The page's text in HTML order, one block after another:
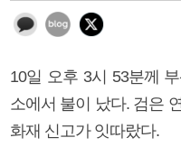
10일 오후 3시 53분께
소에서 불이 났다. 검은
화재 신고가 잇따랐다.